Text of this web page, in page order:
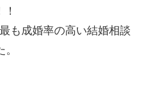
も成婚率の高い結婚相談